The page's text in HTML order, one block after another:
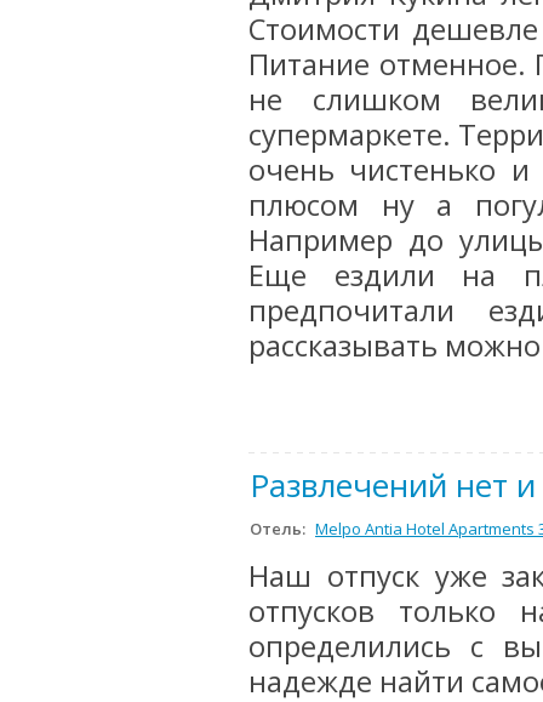
Стоимости
Питание отменное.
не слишком
супермаркете.
очень чистенько
плюсом ну а
Например до
Еще ездили на
предпочитали
рассказывать
Развлечений нет
Отель: Melpo Antia Hotel Apartments
Наш отпуск уже
отпусков только
определились с
надежде найти